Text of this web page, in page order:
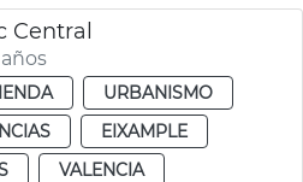
Central
URBANISMO
EIXAMPLE
VALENCIA